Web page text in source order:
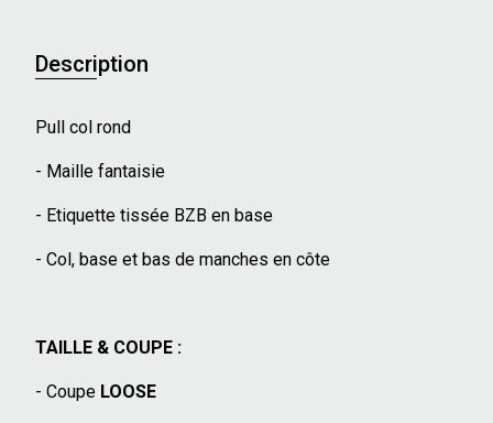
Description
Pull col rond
- Maille fantaisie
- Etiquette tissée BZB en base
- Col, base et bas de manches en côte
TAILLE & COUPE :
- Coupe LOOSE